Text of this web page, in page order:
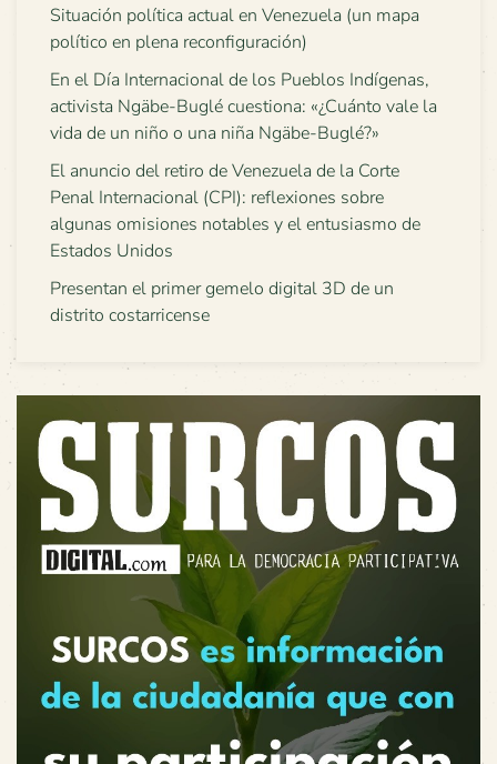
Situación política actual en Venezuela (un mapa
político en plena reconfiguración)
En el Día Internacional de los Pueblos Indígenas,
activista Ngäbe-Buglé cuestiona: «¿Cuánto vale la
vida de un niño o una niña Ngäbe-Buglé?»
El anuncio del retiro de Venezuela de la Corte
Penal Internacional (CPI): reflexiones sobre
algunas omisiones notables y el entusiasmo de
Estados Unidos
Presentan el primer gemelo digital 3D de un
distrito costarricense